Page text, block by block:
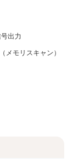
出力
モリスキャン）